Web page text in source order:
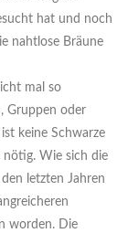
hat und noch
nahtlose Bräune
mal so
Gruppen oder
keine Schwarze
nötig. Wie sich die
letzten Jahren
worden. Die